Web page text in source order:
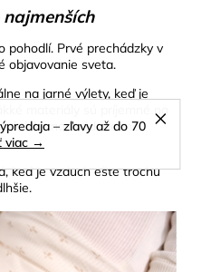
– zľavy až do 70
viac →
pohodlí. Prvé prechádzky v
objavovanie sveta.
na jarné výlety, keď je
materiály sú príjemné na
na každodenné
keď je vzduch ešte trochu